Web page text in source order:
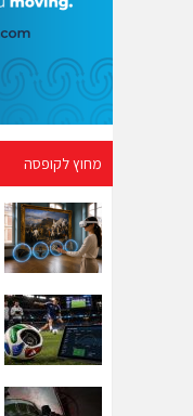
מחוץ לקופסה